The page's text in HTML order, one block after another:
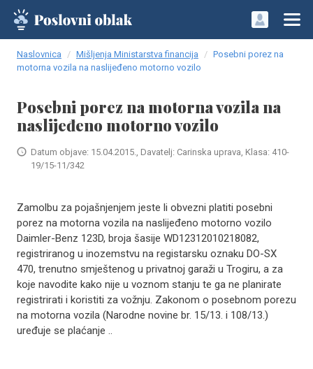
Naslovnica Mišljenja Ministarstva financija
Posebni porez na
motorna vozila na naslijeđeno motorno vozilo
Posebni porez na motorna vozila na
naslijeđeno motorno vozilo
Datum objave: 15.04.2015., Davatelj: Carinska uprava, Klasa: 410-
19/15-11/342
Zamolbu za pojašnjenjem jeste li obvezni platiti posebni
porez na motorna vozila na naslijeđeno motorno vozilo
Daimler-Benz 123D, broja šasije WD12312010218082,
registriranog u inozemstvu na registarsku oznaku DO-SX
470, trenutno smještenog u privatnoj garaži u Trogiru, a za
koje navodite kako nije u voznom stanju te ga ne planirate
registrirati i koristiti za vožnju. Zakonom o posebnom porezu
na motorna vozila (Narodne novine br. 15/13. i 108/13.)
uređuje se plaćanje ..